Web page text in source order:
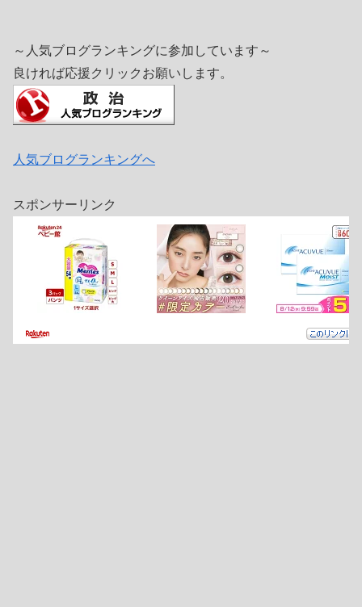
～人気ブログランキングに参加しています～
良ければ応援クリックお願いします。
人気ブログランキングへ
スポンサーリンク